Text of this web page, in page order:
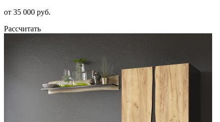
от 35 000 руб.
Рассчитать